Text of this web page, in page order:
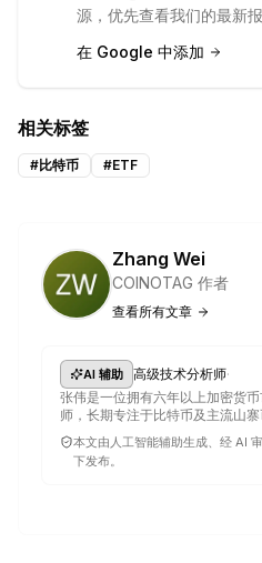
源，优先查看我们的最新报
在 Google 中添加
相关标签
#比特币 #ETF
Zhang Wei
COINOTAG 作者
查看所有文章
AI 辅助 高级技术分析师·
张伟是一位拥有六年以上加密货
师，长期专注于比特币及主流山寨
本文由人工智能辅助生成、经 AI
下发布。